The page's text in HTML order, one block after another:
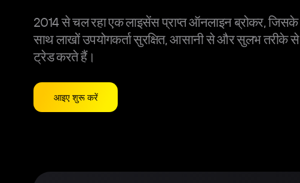
2014 से चल रहा एक लाइसेंस प्राप्त ऑनलाइन ब्रोकर, जिसके
साथ लाखों उपयोगकर्ता सुरक्षित, आसानी से और सुलभ तरीके से
ट्रेड करते हैं।
आइए शुरू करें